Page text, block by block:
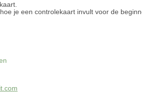
je een controlekaart invult voor de